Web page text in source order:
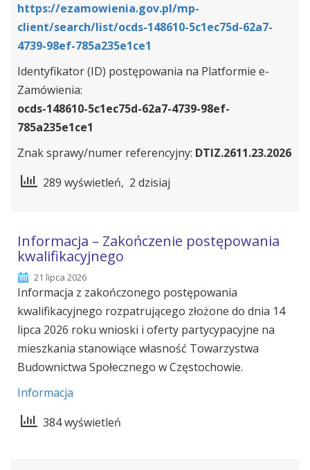
https://ezamowienia.gov.pl/mp-
client/search/list/ocds-148610-5c1ec75d-62a7-
4739-98ef-785a235e1ce1
Identyfikator (ID) postępowania na Platformie e-
Zamówienia:
ocds-148610-5c1ec75d-62a7-4739-98ef-
785a235e1ce1
Znak sprawy/numer referencyjny: DTIZ.2611.23.2026
289 wyświetleń, 2 dzisiaj
Informacja – Zakończenie postępowania
kwalifikacyjnego
21 lipca 2026
Informacja z zakończonego postępowania
kwalifikacyjnego rozpatrującego złożone do dnia 14
lipca 2026 roku wnioski i oferty partycypacyjne na
mieszkania stanowiące własność Towarzystwa
Budownictwa Społecznego w Częstochowie.
Informacja
384 wyświetleń